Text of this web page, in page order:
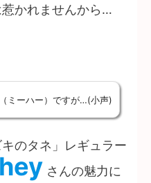
かれませんから…
ミーハー）ですが…(小声)
のタネ」レギュラー
さんの魅力に